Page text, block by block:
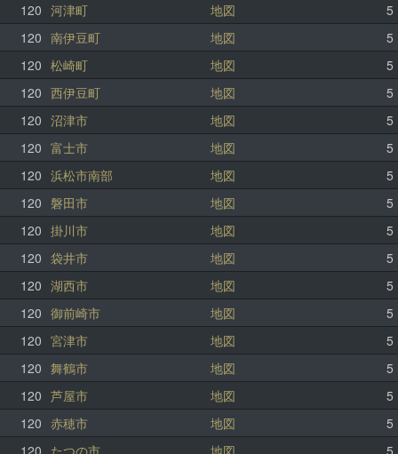
120 河津町 地図
5
120 南伊豆町 地図
5
120 松崎町 地図
5
120 西伊豆町 地図
5
120 沼津市 地図
5
120 富士市 地図
5
120 浜松市南部 地図
5
120 磐田市 地図
5
120 掛川市 地図
5
120 袋井市 地図
5
120 湖西市 地図
5
120 御前崎市 地図
5
120 宮津市 地図
5
120 舞鶴市 地図
5
120 芦屋市 地図
5
120 赤穂市 地図
5
120 たつの市 地図
5